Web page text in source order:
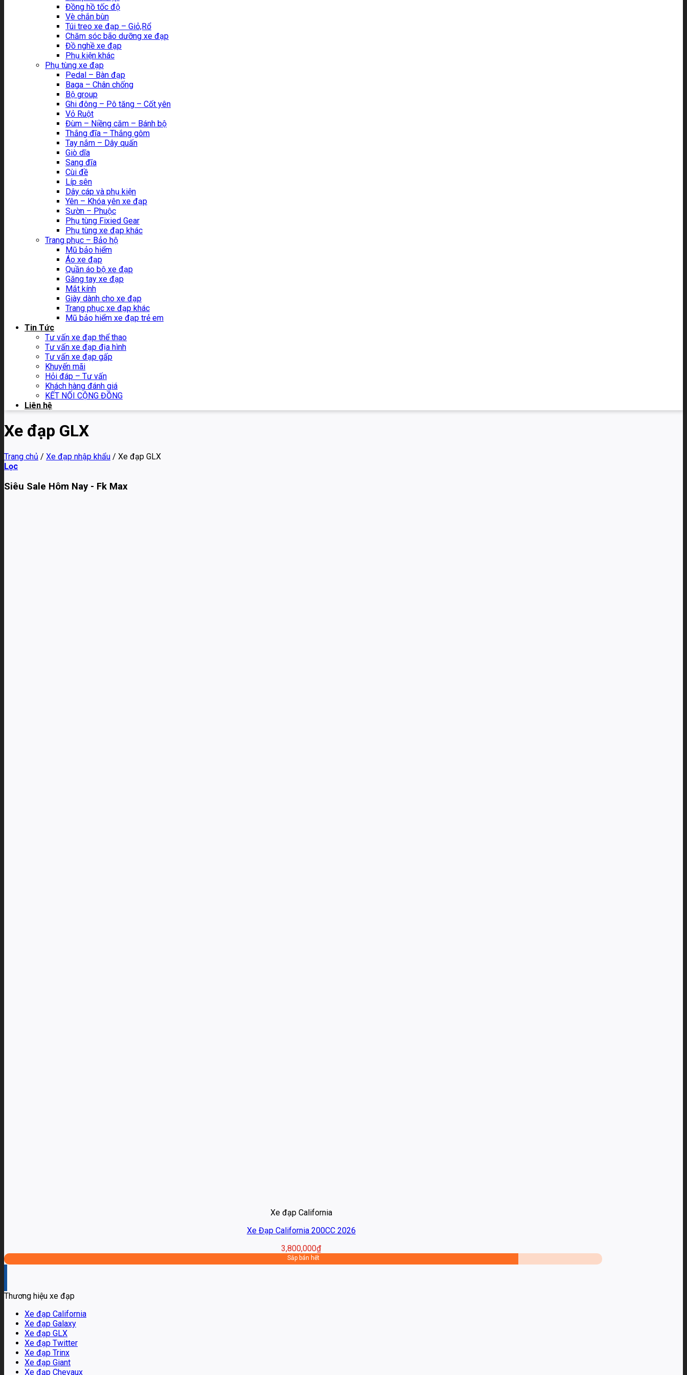
Đồng hồ tốc độ
Vè chắn bùn
Túi treo xe đạp – Giỏ,Rổ
Chăm sóc bão dưỡng xe đạp
Đồ nghề xe đạp
Phụ kiện khác
Phụ tùng xe đạp
Pedal – Bàn đạp
Baga – Chân chống
Bộ group
Ghi đông – Pô tăng – Cốt yên
Vỏ Ruột
Đùm – Niềng căm – Bánh bộ
Thắng đĩa – Thắng gôm
Tay nắm – Dây quấn
Giò dĩa
Sang đĩa
Cùi đề
Líp sên
Dây cáp và phụ kiện
Yên – Khóa yên xe đạp
Sườn – Phuộc
Phụ tùng Fixied Gear
Phụ tùng xe đạp khác
Trang phục – Bảo hộ
Mũ bảo hiểm
Áo xe đạp
Quần áo bộ xe đạp
Găng tay xe đạp
Mắt kính
Giày dành cho xe đạp
Trang phục xe đạp khác
Mũ bảo hiểm xe đạp trẻ em
Tin Tức
Tư vấn xe đạp thể thao
Tư vấn xe đạp địa hình
Tư vấn xe đạp gấp
Khuyến mãi
Hỏi đáp – Tư vấn
Khách hàng đánh giá
KẾT NỐI CỘNG ĐỒNG
Liên hệ
Xe đạp GLX
Trang chủ / Xe đạp nhập khẩu / Xe đạp GLX
Lọc
Siêu Sale Hôm Nay - Fk Max
Xe đạp California
Xe Đạp California 200CC 2026
3,800,000₫
Sắp bán hết
Thương hiệu xe đạp
Xe đạp California
Xe đạp Galaxy
Xe đạp GLX
Xe đạp Twitter
Xe đạp Trinx
Xe đạp Giant
Xe đạp Chevaux